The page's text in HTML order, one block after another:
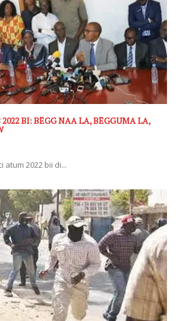
2022 BI: BËGG NAA LA, BËGGUMA LA,
atum 2022 bii di...